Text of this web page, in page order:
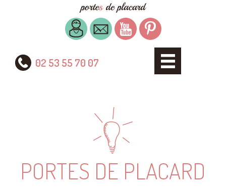
02 53 55 70 07
PORTES DE PLACARD